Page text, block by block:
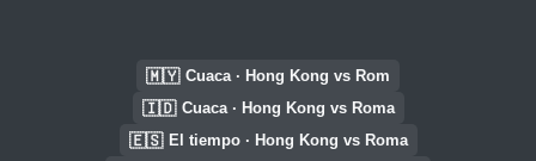
🇲🇾 Cuaca · Hong Kong vs Rom
🇮🇩 Cuaca · Hong Kong vs Roma
🇪🇸 El tiempo · Hong Kong vs Roma